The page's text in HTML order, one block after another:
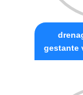
gestante